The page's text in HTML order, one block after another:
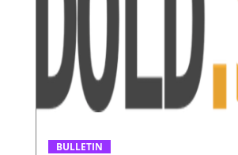
BULLETIN